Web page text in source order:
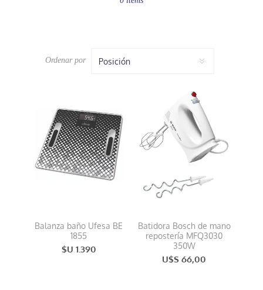
Ordenar por
Balanza baño Ufesa BE
1855
$U 1.390
Batidora Bosch de mano
repostería MFQ3030
350W
U$S 66,00